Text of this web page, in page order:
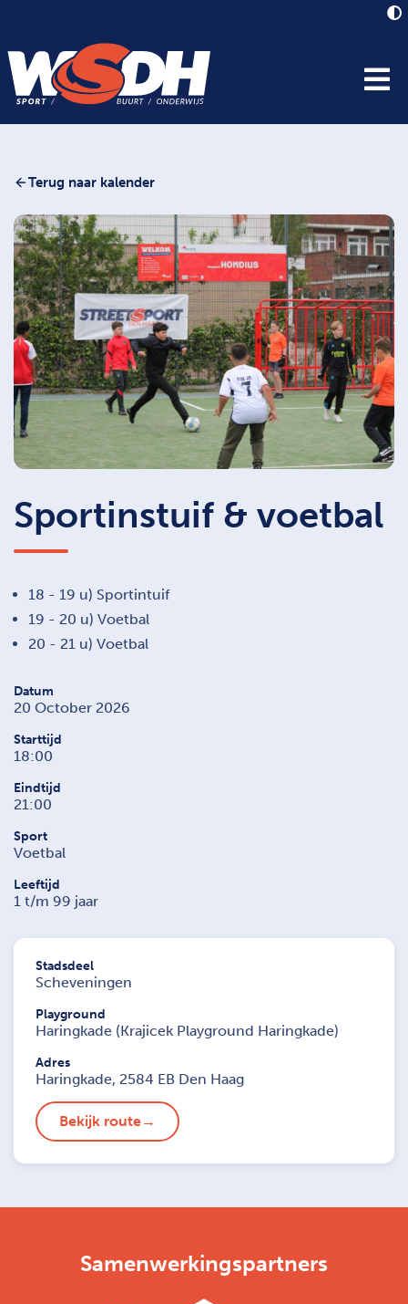
Terug naar kalender
Sportinstuif & voetbal
18 - 19 u) Sportintuif
19 - 20 u) Voetbal
20 - 21 u) Voetbal
Datum
20 October 2026
Starttijd
18:00
Eindtijd
21:00
Sport
Voetbal
Leeftijd
1 t/m 99 jaar
Stadsdeel
Scheveningen
Playground
Haringkade (Krajicek Playground Haringkade)
Adres
Haringkade, 2584 EB Den Haag
Bekijk route
Samenwerkingspartners